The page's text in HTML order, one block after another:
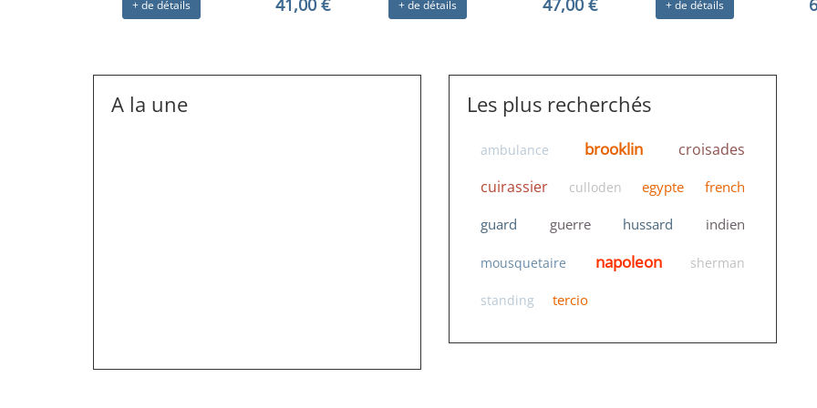
+ de détails 41,00 € + de détails 47,00 € + de détails
A la une Les plus recherchés
ambulance brooklin
croisades
cuirassier
culloden egypte french
guard guerre hussard indien
mousquetaire napoleon sherman
standing tercio